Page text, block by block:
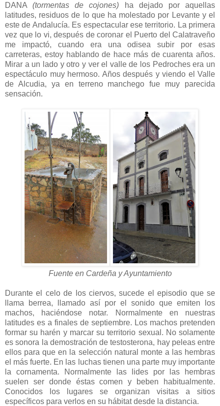
DANA(tormentas de cojones)
ha dejado por aquellas
latitudes, residuos de lo que ha molestado por Levante y el
este de Andalucía. Es espectacular ese territorio. La primera
vez que lo vi, después de coronar el Puerto del Calatraveño
me impactó, cuando era una odisea subir por esas
carreteras, estoy hablando de hace más de cuarenta años.
Mirar a un lado y otro y ver el valle de los Pedroches era un
espectáculo muy hermoso. Años después y viendo el Valle
de Alcudia, ya en terreno manchego fue muy parecida
sensación.
Fuente en Cardeña y Ayuntamiento
Durante el celo de los ciervos, sucede el episodio que se
llama berrea, llamado así por el sonido que emiten los
machos, haciéndose notar. Normalmente en nuestras
latitudes es a finales de septiembre. Los machos pretenden
formar su harén y marcar su territorio sexual. No solamente
es sonora la demostración de testosterona, hay peleas entre
ellos para que en la selección natural monte a las hembras
el más fuerte. En las luchas tienen una parte muy importante
la cornamenta. Normalmente las lides por las hembras
suelen ser donde éstas comen y beben habitualmente.
Conocidos los lugares se organizan visitas a sitios
específicos para verlos en su hábitat desde la distancia.